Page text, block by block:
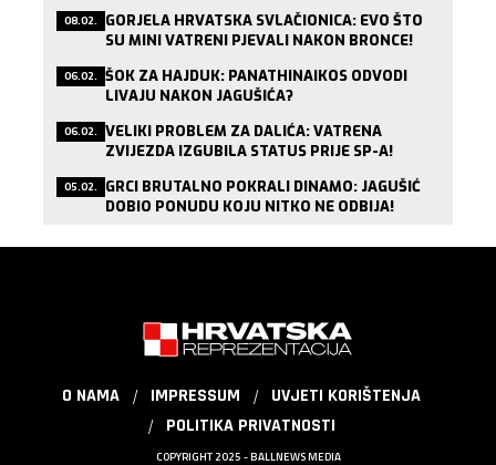
08.02. GORJELA HRVATSKA SVLAČIONICA: EVO ŠTO
SU MINI VATRENI PJEVALI NAKON BRONCE!
06.02. ŠOK ZA HAJDUK: PANATHINAIKOS ODVODI
LIVAJU NAKON JAGUŠIĆA?
06.02. VELIKI PROBLEM ZA DALIĆA: VATRENA
ZVIJEZDA IZGUBILA STATUS PRIJE SP-A!
05.02. GRCI BRUTALNO POKRALI DINAMO: JAGUŠIĆ
DOBIO PONUDU KOJU NITKO NE ODBIJA!
O NAMA IMPRESSUM
UVJETI KORIŠTENJA
POLITIKA PRIVATNOSTI
COPYRIGHT 2025 - BALLNEWS MEDIA